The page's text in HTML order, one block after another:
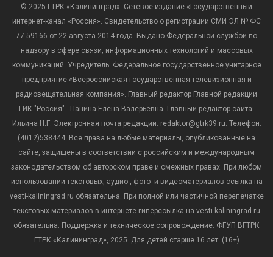
© 2025 ГТРК «Калининград». Сетевое издание «Государственный
интернет-канал «Россия». Свидетельство о регистрации СМИ ЭЛ № ФС
77-59166 от 22 августа 2014 года. Выдано Федеральной службой по
надзору в сфере связи, информационных технологий и массовых
коммуникаций. Учредитель: Федеральное государственное унитарное
предприятие «Всероссийская государственная телевизионная и
радиовещательная компания». Главный редактор Главной редакции
ГИК "Россия" - Панина Елена Валерьевна. Главный редактор сайта:
Ильина Н.Г. Электронная почта редакции: redaktor@gtrk39.ru. Телефон:
(4012)538444. Все права на любые материалы, опубликованные на
сайте, защищены в соответствии с российским и международным
законодательством об авторском праве и смежных правах. При любом
использовании текстовых, аудио-, фото- и видеоматериалов ссылка на
vesti-kaliningrad.ru обязательна. При полной или частичной перепечатке
текстовых материалов в интернете гиперссылка на vesti-kaliningrad.ru
обязательна. Поддержка и техническое сопровождение: ФГУП ВГТРК
ГТРК «Калининград», 2025. Для детей старше 16 лет. (16+)